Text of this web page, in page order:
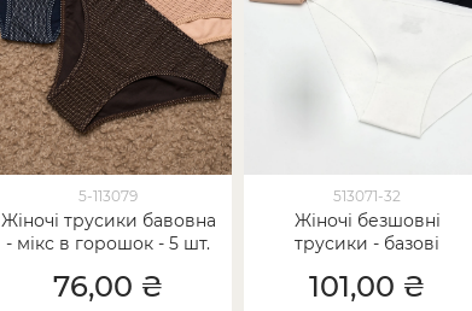
5-113079
Жіночі трусики бавовна
- мікс в горошок - 5 шт.
76,00 ₴
513071-32
Жіночі безшовні
трусики - базові
101,00 ₴